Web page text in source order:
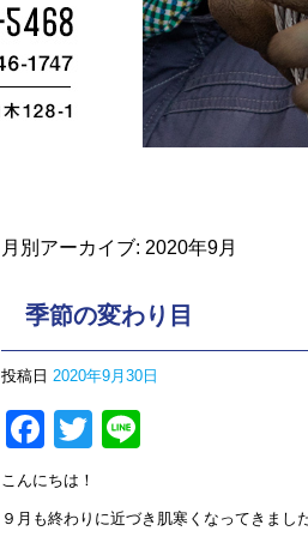
月別アーカイブ: 2020年9月
季節の変わり目
投稿日 2020年9月30日
Facebook
Twitter
こんにちは！
９月も終わりに近づき肌寒くなってきまし